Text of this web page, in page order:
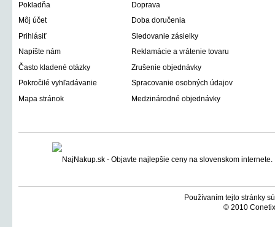
Pokladňa
Doprava
Môj účet
Doba doručenia
Prihlásiť
Sledovanie zásielky
Napíšte nám
Reklamácie a vrátenie tovaru
Často kladené otázky
Zrušenie objednávky
Pokročilé vyhľadávanie
Spracovanie osobných údajov
Mapa stránok
Medzinárodné objednávky
Používaním tejto stránky
© 2010